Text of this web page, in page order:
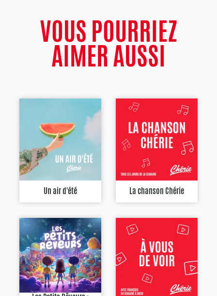
VOUS POURRIEZ
AIMER AUSSI
Un air d'été La chanson Chérie